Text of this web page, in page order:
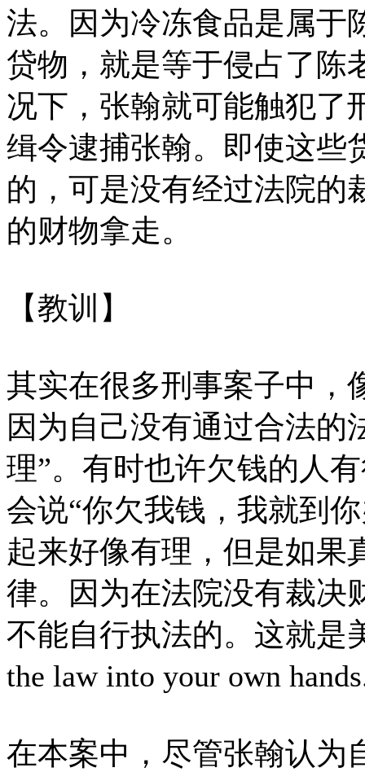
法。因为冷冻食品是属于
贷物，就是等于侵占了陈
况下，张翰就可能触犯了
缉令逮捕张翰。即使这些
的，可是没有经过法院的
的财物拿走。
【教训】
其实在很多刑事案子中，
因为自己没有通过合法的
理”。有时也许欠钱的人
会说“你欠我钱，我就到
起来好像有理，但是如果
律。因为在法院没有裁决
不能自行执法的。这就是
the law into your own
在本案中，尽管张翰认为